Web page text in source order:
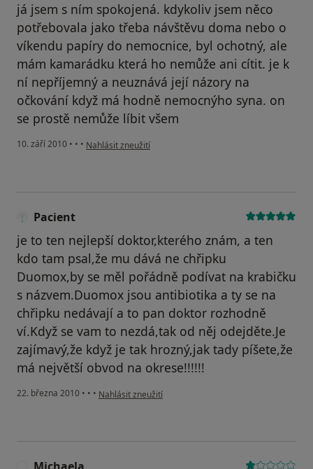
já jsem s ním spokojená. kdykoliv jsem něco
potřebovala jako třeba návštěvu doma nebo o
víkendu papíry do nemocnice, byl ochotný, ale
mám kamarádku která ho nemůže ani cítit. je k
ní nepříjemný a neuznává její názory na
očkování když má hodně nemocnýho syna. on
se prostě nemůže líbit všem
10. září 2010 • • • podle názoru uživatele Váš účet byl odstraněn
Nahlásit zneužití
Pacient
je to ten nejlepší doktor,kterého znám, a ten
kdo tam psal,že mu dává ne chřipku
Duomox,by se měl pořádně podívat na krabičku
s názvem.Duomox jsou antibiotika a ty se na
chřipku nedávají a to pan doktor rozhodně
ví.Když se vam to nezdá,tak od něj odejděte.Je
zajímavý,že když je tak hrozný,jak tady píšete,že
má největší obvod na okrese!!!!!!
22. března 2010 • • • podle názoru uživatele Pacient
Nahlásit zneužití